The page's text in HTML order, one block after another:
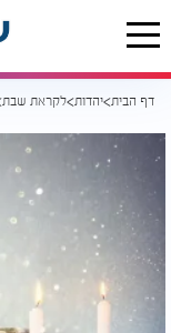
דף הבית יהדות לקראת שבת